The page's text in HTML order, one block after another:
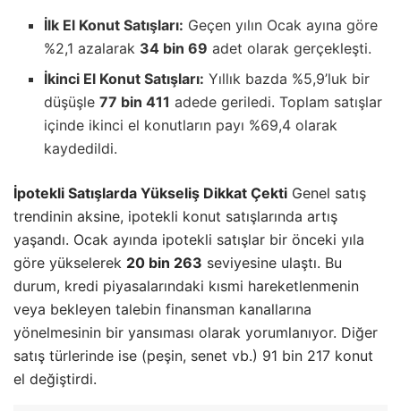
İlk El Konut Satışları: Geçen yılın Ocak ayına göre
%2,1 azalarak 34 bin 69 adet olarak gerçekleşti.
İkinci El Konut Satışları: Yıllık bazda %5,9’luk bir
düşüşle77 bin 411 adede geriledi. Toplam satışlar
içinde ikinci el konutların payı %69,4 olarak
kaydedildi.
İpotekli Satışlarda Yükseliş Dikkat Çekti Genel satış
trendinin aksine, ipotekli konut satışlarında artış
yaşandı. Ocak ayında ipotekli satışlar bir önceki yıla
göre yükselerek 20 bin 263 seviyesine ulaştı. Bu
durum, kredi piyasalarındaki kısmi hareketlenmenin
veya bekleyen talebin finansman kanallarına
yönelmesinin bir yansıması olarak yorumlanıyor. Diğer
satış türlerinde ise (peşin, senet vb.) 91 bin 217 konut
el değiştirdi.